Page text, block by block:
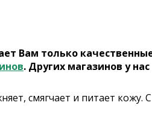
Вам только
. Других магазинов у нас
смягчает и питает кожу.